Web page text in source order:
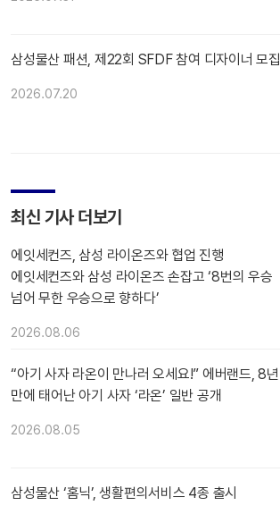
삼성물산 패션, 제22회 SFDF 참여 디자이너 모집
2026.07.20
최신 기사 더보기
에잇세컨즈, 삼성 라이온즈와 협업 진행
에잇세컨즈와 삼성 라이온즈 손잡고 ‘8번의 우승
넘어 무한 우승으로 향하다’
2026.08.06
“아기 사자 라온이 만나러 오세요!” 에버랜드, 8년
만에 태어난 아기 사자 ‘라온’ 일반 공개
2026.08.05
삼성물산 ‘홈닉’, 생활편의서비스 4종 출시